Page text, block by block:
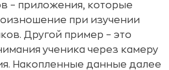
– приложения, которые
при изучении
Другой пример – это
ученика через камеру
Накопленные данные далее